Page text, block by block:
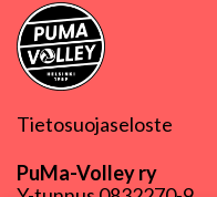
Tietosuojaseloste
PuMa-Volley ry